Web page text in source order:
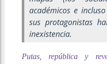
académicos e
sus protagonistas
inexistencia.
Putas, república y